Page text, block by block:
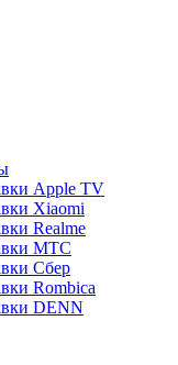
Apple TV
Xiaomi
Realme
МТС
Сбер
Rombica
DENN